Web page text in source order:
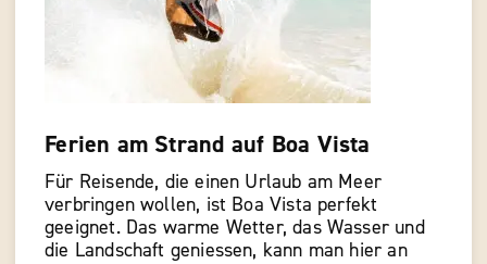
Ferien am Strand auf Boa Vista
Für Reisende, die einen Urlaub am Meer
verbringen wollen, ist Boa Vista perfekt
geeignet. Das warme Wetter, das Wasser und
die Landschaft geniessen, kann man hier an